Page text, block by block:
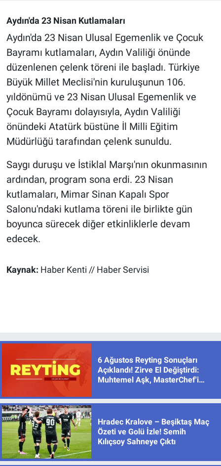
Aydın'da 23 Nisan Kutlamaları
Aydın'da 23 Nisan Ulusal Egemenlik ve Çocuk
Bayramı kutlamaları, Aydın Valiliği önünde
düzenlenen çelenk töreni ile başladı. Türkiye
Büyük Millet Meclisi'nin kuruluşunun 106.
yıldönümü ve 23 Nisan Ulusal Egemenlik ve
Çocuk Bayramı dolayısıyla, Aydın Valiliği
önündeki Atatürk büstüne İl Milli Eğitim
Müdürlüğü tarafından çelenk sunuldu.
Saygı duruşu ve İstiklal Marşı'nın okunmasının
ardından, program sona erdi. 23 Nisan
kutlamaları, Mimar Sinan Kapalı Spor
Salonu'ndaki kutlama töreni ile birlikte gün
boyunca sürecek diğer etkinliklerle devam
edecek.
Kaynak: Haber Kenti // Haber Servisi
6 Ağustos Reyting Sonuçları
Açıklandı! Zirve El Değiştirdi:
Muhtemel Aşk, MasterChef'i
Hradec Kralove – Beşiktaş Maç
Özeti ve Golü İzle! Semih
Kılıçsoy Sahneye Çıktı